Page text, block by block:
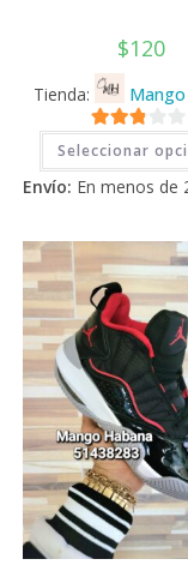
$120
Tienda:
2.71
de 5
Seleccionar
Envío: En menos de